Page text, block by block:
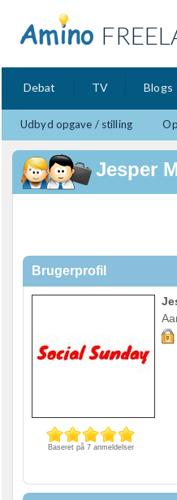
Debat TV Blogs
Udbyd opgave / stilling
Jesper
Brugerprofil
Baseret på 7 anmeldelser